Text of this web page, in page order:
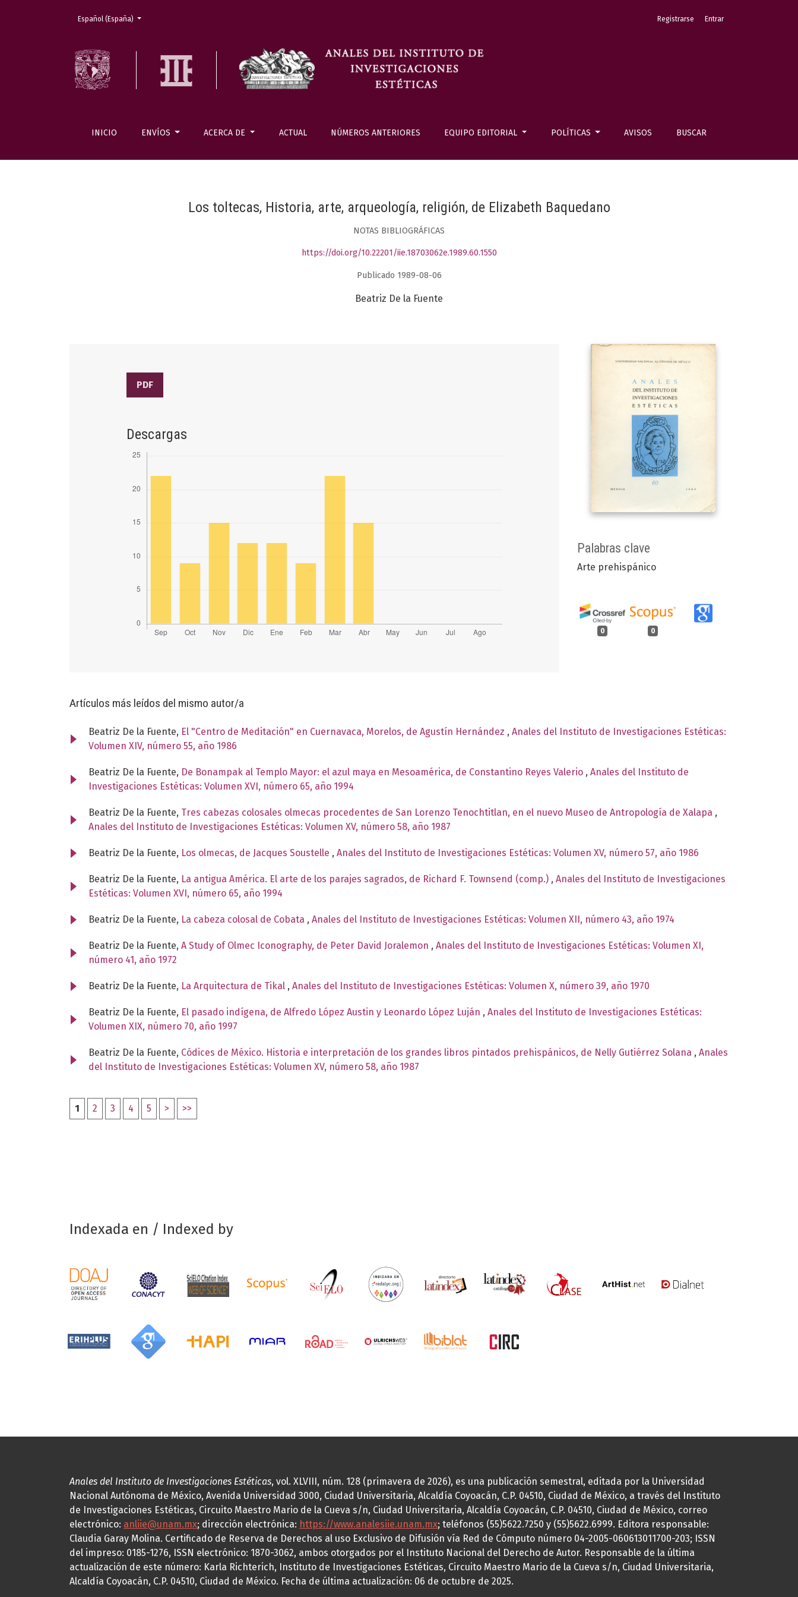
INICIO ENVÍOS ACERCA DE ACTUAL NÚMEROS ANTERIORES EQUIPO EDITORIAL POLÍTICAS AVISOS BUSCAR
Registrarse Entrar
Cambiar el idioma. El actual es:
Español (España)
Los toltecas, Historia, arte, arqueología, religión, de Elizabeth Baquedano
NOTAS BIBLIOGRÁFICAS
https://doi.org/10.22201/iie.18703062e.1989.60.1550
Publicado 1989-08-06
Beatriz De la Fuente
Palabras clave
Arte prehispánico
0 0
PDF
Descargas
Artículos más leídos del mismo autor/a
Beatriz De la Fuente, El "Centro de Meditación" en Cuernavaca, Morelos, de Agustín Hernández , Anales del Instituto de Investigaciones Estéticas:
Volumen XIV, número 55, año 1986
Beatriz De la Fuente, De Bonampak al Templo Mayor: el azul maya en Mesoamérica, de Constantino Reyes Valerio , Anales del Instituto de
Investigaciones Estéticas: Volumen XVI, número 65, año 1994
Beatriz De la Fuente, Tres cabezas colosales olmecas procedentes de San Lorenzo Tenochtitlan, en el nuevo Museo de Antropología de Xalapa ,
Anales del Instituto de Investigaciones Estéticas: Volumen XV, número 58, año 1987
Beatriz De la Fuente, Los olmecas, de Jacques Soustelle , Anales del Instituto de Investigaciones Estéticas: Volumen XV, número 57, año 1986
Beatriz De la Fuente, La antigua América. El arte de los parajes sagrados, de Richard F. Townsend (comp.) , Anales del Instituto de Investigaciones
Estéticas: Volumen XVI, número 65, año 1994
Beatriz De la Fuente, La cabeza colosal de Cobata , Anales del Instituto de Investigaciones Estéticas: Volumen XII, número 43, año 1974
Beatriz De la Fuente, A Study of Olmec Iconography, de Peter David Joralemon , Anales del Instituto de Investigaciones Estéticas: Volumen XI,
número 41, año 1972
Beatriz De la Fuente, La Arquitectura de Tikal , Anales del Instituto de Investigaciones Estéticas: Volumen X, número 39, año 1970
Beatriz De la Fuente, El pasado indígena, de Alfredo López Austin y Leonardo López Luján , Anales del Instituto de Investigaciones Estéticas:
Volumen XIX, número 70, año 1997
Beatriz De la Fuente, Códices de México. Historia e interpretación de los grandes libros pintados prehispánicos, de Nelly Gutiérrez Solana , Anales
del Instituto de Investigaciones Estéticas: Volumen XV, número 58, año 1987
1 2 3 4 5 > >>
Indexada en / Indexed by
Anales del Instituto de Investigaciones Estéticas, vol. XLVIII, núm. 128 (primavera de 2026), es una publicación semestral, editada por la Universidad
Nacional Autónoma de México, Avenida Universidad 3000, Ciudad Universitaria, Alcaldía Coyoacán, C.P. 04510, Ciudad de México, a través del Instituto
de Investigaciones Estéticas, Circuito Maestro Mario de la Cueva s/n, Ciudad Universitaria, Alcaldía Coyoacán, C.P. 04510, Ciudad de México, correo
electrónico: anliie@unam.mx; dirección electrónica: https://www.analesiie.unam.mx; teléfonos (55)5622.7250 y (55)5622.6999. Editora responsable:
Claudia Garay Molina. Certificado de Reserva de Derechos al uso Exclusivo de Difusión vía Red de Cómputo número 04-2005-060613011700-203; ISSN
del impreso: 0185-1276, ISSN electrónico: 1870-3062, ambos otorgados por el Instituto Nacional del Derecho de Autor. Responsable de la última
actualización de este número: Karla Richterich, Instituto de Investigaciones Estéticas, Circuito Maestro Mario de la Cueva s/n, Ciudad Universitaria,
Alcaldía Coyoacán, C.P. 04510, Ciudad de México. Fecha de última actualización: 06 de octubre de 2025.